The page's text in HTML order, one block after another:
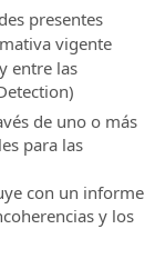
presentes
vigente
entre las
de uno o más
para las
con un informe
y los